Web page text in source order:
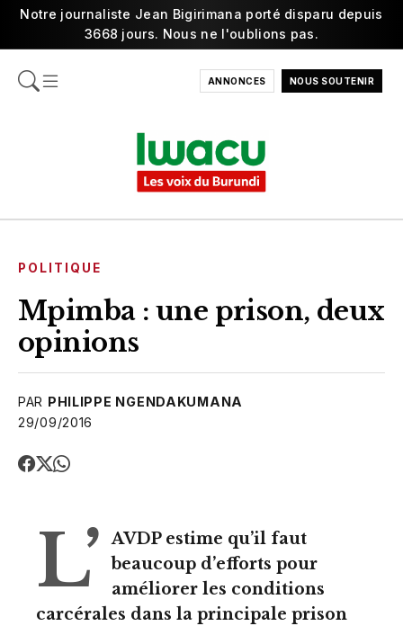
Notre journaliste Jean Bigirimana porté disparu depuis
3668 jours. Nous ne l'oublions pas.
ANNONCES NOUS SOUTENIR
POLITIQUE
Mpimba : une prison, deux
opinions
PAR PHILIPPE NGENDAKUMANA
29/09/2016
L’
AVDP estime qu’il faut
beaucoup d’efforts pour
améliorer les conditions
carcérales dans la principale prison